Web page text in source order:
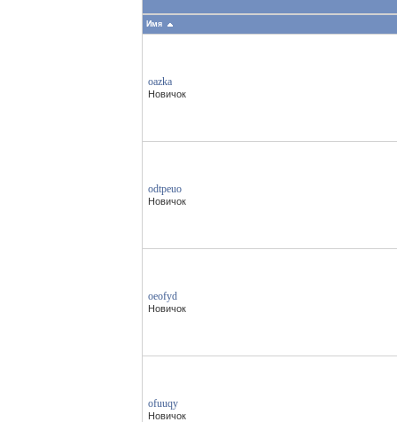
Имя
oazka
Новичок
odtpeuo
Новичок
oeofyd
Новичок
ofuuqy
Новичок